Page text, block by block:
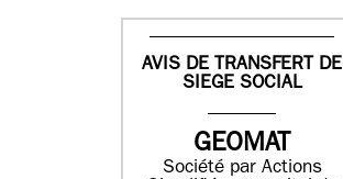
AVIS DE TRANSFERT DE
SIEGE SOCIAL
GEOMAT
Société par Actions